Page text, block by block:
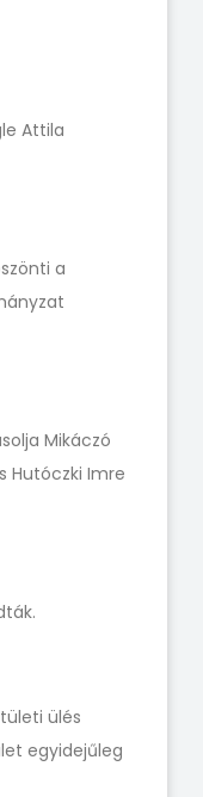
Attila
a
Mikáczó
Hutóczki Imre
ülés
egyidejűleg